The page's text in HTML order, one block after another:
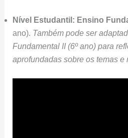
Nível Estudantil: Ensino
ano). Também pode ser
Fundamental II (6º ano) para
aprofundadas sobre os temas e